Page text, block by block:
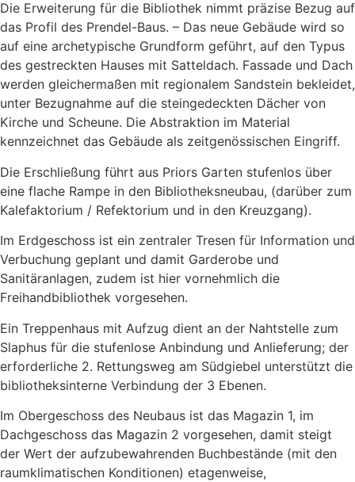
Die Erweiterung für die Bibliothek nimmt präzise Bezug auf
das Profil des Prendel-Baus. – Das neue Gebäude wird so
auf eine archetypische Grundform geführt, auf den Typus
des gestreckten Hauses mit Satteldach. Fassade und Dach
werden gleichermaßen mit regionalem Sandstein bekleidet,
unter Bezugnahme auf die steingedeckten Dächer von
Kirche und Scheune. Die Abstraktion im Material
kennzeichnet das Gebäude als zeitgenössischen Eingriff.
Die Erschließung führt aus Priors Garten stufenlos über
eine flache Rampe in den Bibliotheksneubau, (darüber zum
Kalefaktorium / Refektorium und in den Kreuzgang).
Im Erdgeschoss ist ein zentraler Tresen für Information und
Verbuchung geplant und damit Garderobe und
Sanitäranlagen, zudem ist hier vornehmlich die
Freihandbibliothek vorgesehen.
Ein Treppenhaus mit Aufzug dient an der Nahtstelle zum
Slaphus für die stufenlose Anbindung und Anlieferung; der
erforderliche 2. Rettungsweg am Südgiebel unterstützt die
bibliotheksinterne Verbindung der 3 Ebenen.
Im Obergeschoss des Neubaus ist das Magazin 1, im
Dachgeschoss das Magazin 2 vorgesehen, damit steigt
der Wert der aufzubewahrenden Buchbestände (mit den
raumklimatischen Konditionen) etagenweise,